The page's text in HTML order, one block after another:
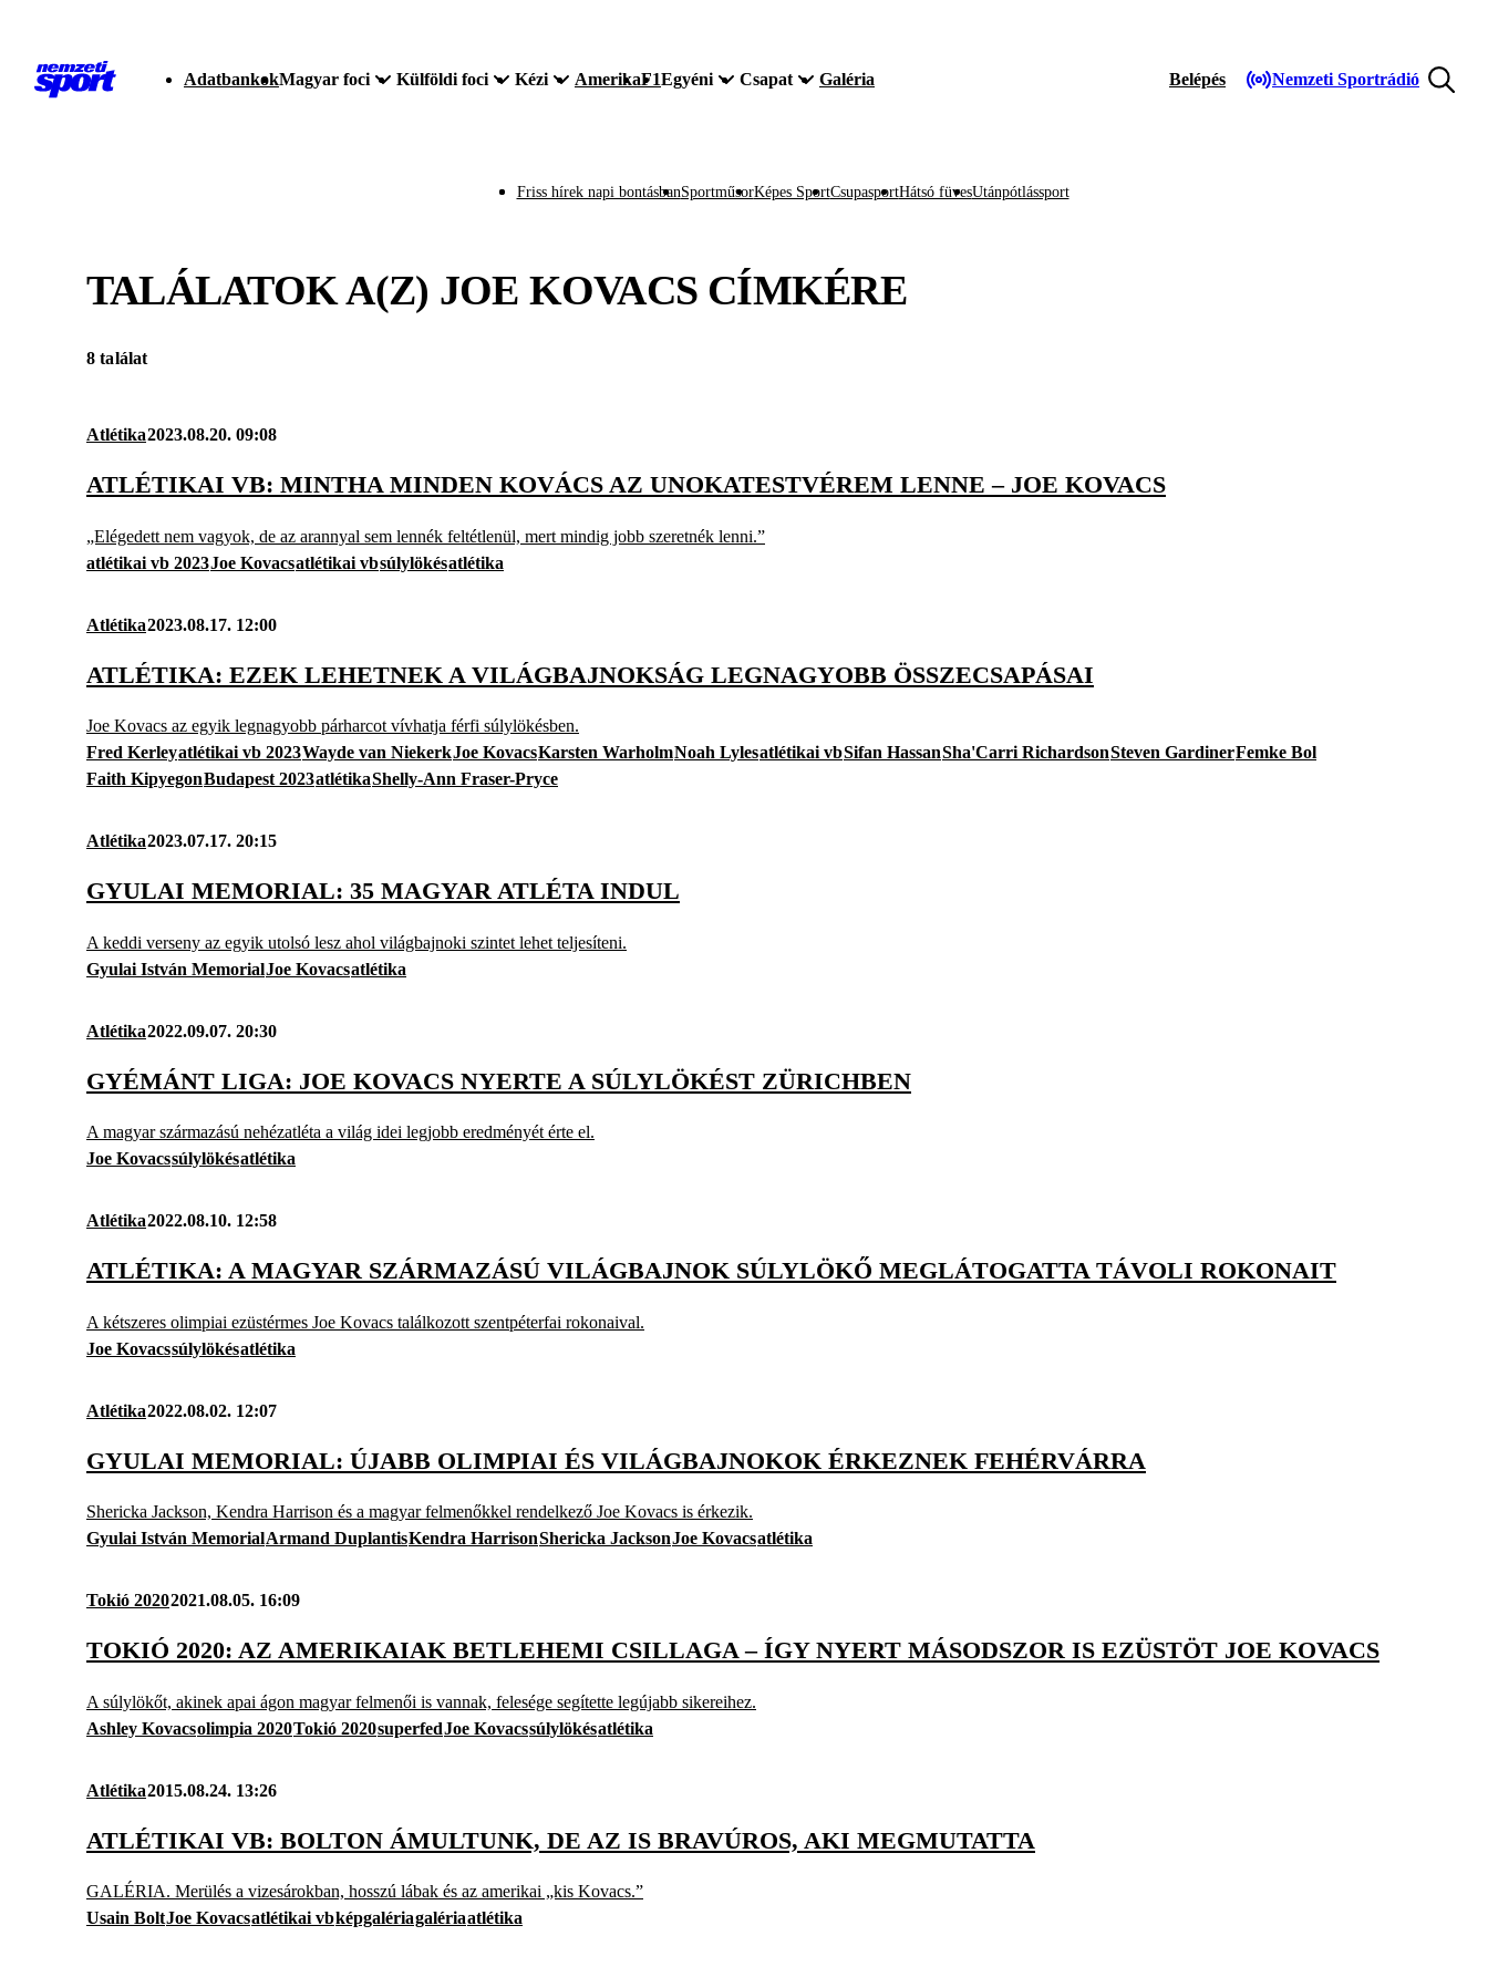
AdatbankokMagyar foci Külföldi foci Kézi AmerikaF1Egyéni Csapat Galéria Belépés Nemzeti Sportrádió
Friss hírek napi bontásbanSportműsorKépes SportCsupasportHátsó füvesUtánpótlássport
TALÁLATOK A(Z) JOE KOVACS CÍMKÉRE
8 találat
Atlétika2023.08.20. 09:08
ATLÉTIKAI VB: MINTHA MINDEN KOVÁCS AZ UNOKATESTVÉREM LENNE – JOE KOVACS
„Elégedett nem vagyok, de az arannyal sem lennék feltétlenül, mert mindig jobb szeretnék lenni.”
atlétikai vb 2023Joe Kovacsatlétikai vbsúlylökésatlétika
Atlétika2023.08.17. 12:00
ATLÉTIKA: EZEK LEHETNEK A VILÁGBAJNOKSÁG LEGNAGYOBB ÖSSZECSAPÁSAI
Joe Kovacs az egyik legnagyobb párharcot vívhatja férfi súlylökésben.
Fred Kerleyatlétikai vb 2023Wayde van NiekerkJoe KovacsKarsten WarholmNoah Lylesatlétikai vbSifan HassanSha'Carri RichardsonSteven GardinerFemke Bol
Faith KipyegonBudapest 2023atlétikaShelly-Ann Fraser-Pryce
Atlétika2023.07.17. 20:15
GYULAI MEMORIAL: 35 MAGYAR ATLÉTA INDUL
A keddi verseny az egyik utolsó lesz ahol világbajnoki szintet lehet teljesíteni.
Gyulai István MemorialJoe Kovacsatlétika
Atlétika2022.09.07. 20:30
GYÉMÁNT LIGA: JOE KOVACS NYERTE A SÚLYLÖKÉST ZÜRICHBEN
A magyar származású nehézatléta a világ idei legjobb eredményét érte el.
Joe Kovacssúlylökésatlétika
Atlétika2022.08.10. 12:58
ATLÉTIKA: A MAGYAR SZÁRMAZÁSÚ VILÁGBAJNOK SÚLYLÖKŐ MEGLÁTOGATTA TÁVOLI ROKONAIT
A kétszeres olimpiai ezüstérmes Joe Kovacs találkozott szentpéterfai rokonaival.
Joe Kovacssúlylökésatlétika
Atlétika2022.08.02. 12:07
GYULAI MEMORIAL: ÚJABB OLIMPIAI ÉS VILÁGBAJNOKOK ÉRKEZNEK FEHÉRVÁRRA
Shericka Jackson, Kendra Harrison és a magyar felmenőkkel rendelkező Joe Kovacs is érkezik.
Gyulai István MemorialArmand DuplantisKendra HarrisonShericka JacksonJoe Kovacsatlétika
Tokió 20202021.08.05. 16:09
TOKIÓ 2020: AZ AMERIKAIAK BETLEHEMI CSILLAGA – ÍGY NYERT MÁSODSZOR IS EZÜSTÖT JOE KOVACS
A súlylökőt, akinek apai ágon magyar felmenői is vannak, felesége segítette legújabb sikereihez.
Ashley Kovacsolimpia 2020Tokió 2020superfedJoe Kovacssúlylökésatlétika
Atlétika2015.08.24. 13:26
ATLÉTIKAI VB: BOLTON ÁMULTUNK, DE AZ IS BRAVÚROS, AKI MEGMUTATTA
GALÉRIA. Merülés a vizesárokban, hosszú lábak és az amerikai „kis Kovacs.”
Usain BoltJoe Kovacsatlétikai vbképgalériagalériaatlétika